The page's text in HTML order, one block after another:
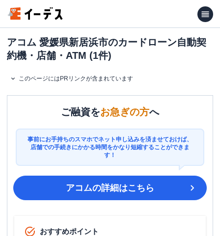
アコム 愛媛県新居浜市のカードローン自動契
約機・店舗・ATM (1件)
このページにはPRリンクが含まれています
ご融資をお急ぎの方へ
事前にお手持ちのスマホでネット申し込みを済ませておけば、
店舗での手続きにかかる時間をかなり短縮することができま
す！
アコムの詳細はこちら
おすすめポイント